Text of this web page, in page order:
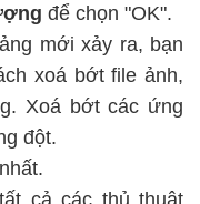
để chọn "OK".
mới xảy ra, bạn
xoá bớt file ảnh,
Xoá bớt các ứng
đột.
cả các thủ thuật